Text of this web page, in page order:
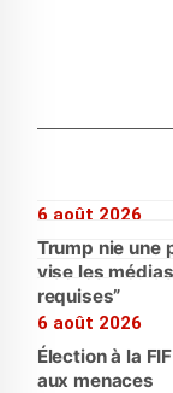
6 août 2026
Trump nie une
vise les
requises”
6 août 2026
Élection à la
aux menaces